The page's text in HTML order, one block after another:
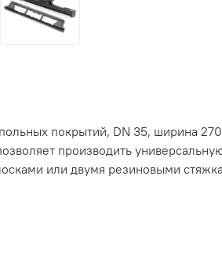
покрытий, DN 35, ширина
производить
или двумя резиновыми